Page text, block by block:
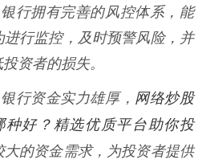
行拥有完善的风控体系，能
行监控，及时预警风险，并
资者的损失。
行资金实力雄厚， 网络炒股
好？精选优质平台助你投
的资金需求，为投资者提供